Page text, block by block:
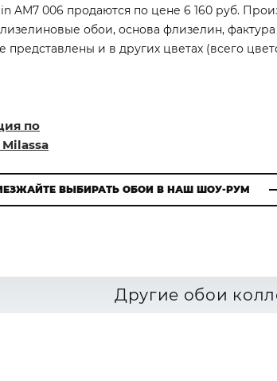
AM7 006 продаются по цене 6 160 руб.
обои, основа флизелин,
представлены и в других цветах (всего
по
ВЫБИРАТЬ ОБОИ В НАШ ШОУ-РУМ
Другие обои